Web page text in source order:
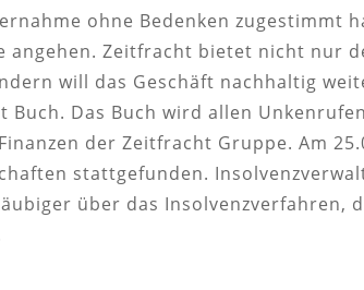
ohne Bedenken zugestimmt
angehen. Zeitfracht bietet nicht nur
will das Geschäft nachhaltig
Das Buch wird allen
der Zeitfracht Gruppe. Am
stattgefunden.
über das Insolvenzverfahren,